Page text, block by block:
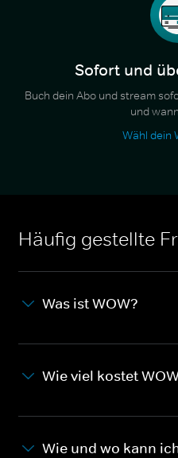
Sofort und
Buch dein Abo und stream
und
Wähl dein
Häufig gestellte
Was ist WOW?
Wie viel kostet
Wie und wo kann